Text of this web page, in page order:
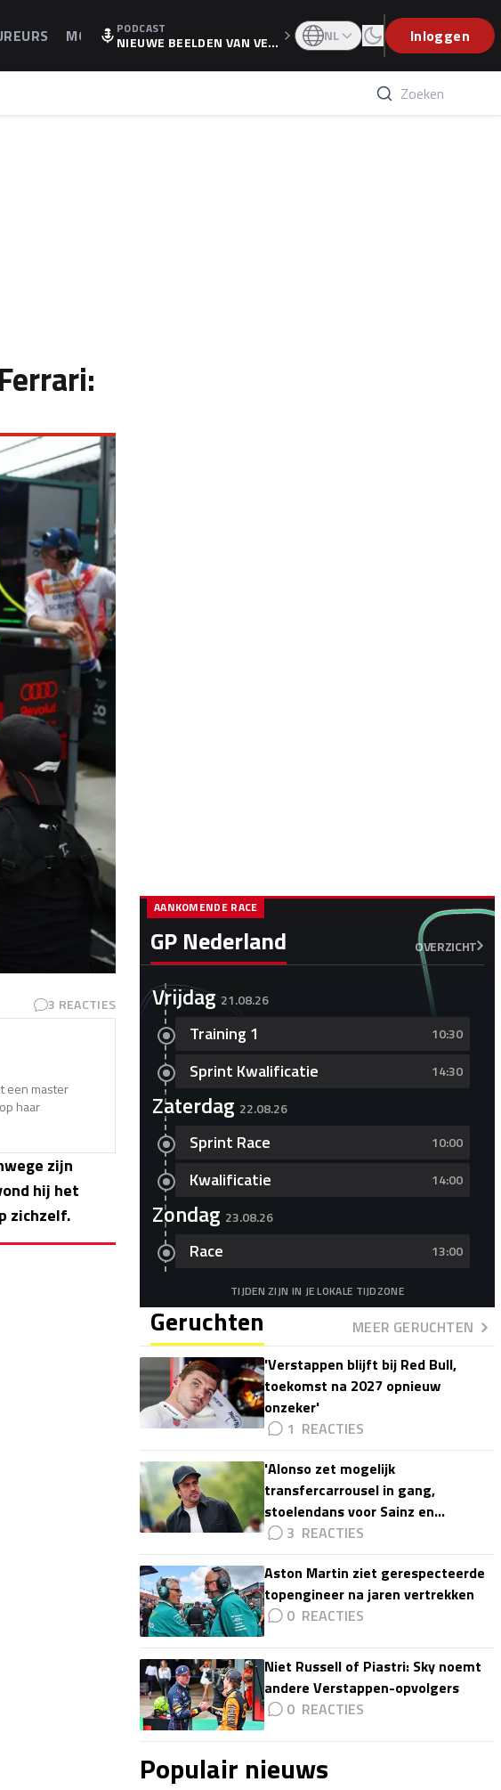
MOTOGPPODCAST
NIEUWE BEELDEN VAN VER
WEET IS ER NU GETEKEND'
NL Inloggen
3 REACTIES
een master
haar
zijn
hij het
zichzelf.
GP Nederland OVERZICHT
AANKOMENDE RACE
Vrijdag 21.08.26
Training 1 10:30
Sprint Kwalificatie 14:30
Zaterdag 22.08.26
Sprint Race 10:00
Kwalificatie 14:00
Zondag 23.08.26
Race 13:00
TIJDEN ZIJN IN JE LOKALE TIJDZONE
Geruchten
MEER GERUCHTEN
'Verstappen blijft bij Red Bull,
toekomst na 2027 opnieuw
onzeker'
1
'Alonso zet mogelijk
transfercarrousel in gang,
stoelendans voor Sainz en
Colapinto'
3
Aston Martin ziet gerespecteerde
topengineer na jaren vertrekken
0
Niet Russell of Piastri: Sky noemt
andere Verstappen-opvolgers
0
Populair nieuws